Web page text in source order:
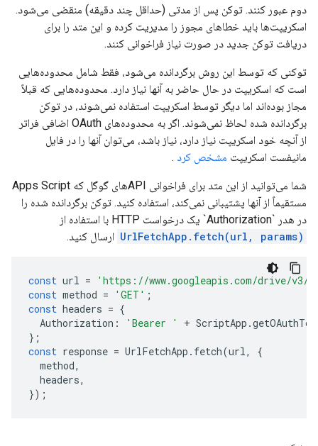
دوم عبور کنند. توکن پس از مدتی (حداقل چند دقیقه) منقضی می‌شود.
اسکریپت‌ها باید خطاهای مجوز را مدیریت کرده و این متد را برای
دریافت توکن جدید در صورت نیاز فراخوانی کنند.
توکنی که توسط این روش برگردانده می‌شود، فقط شامل محدوده‌هایی
است که اسکریپت در حال حاضر به آنها نیاز دارد. محدوده‌هایی که قبلاً
مجاز بوده‌اند اما دیگر توسط اسکریپت استفاده نمی‌شوند، در توکن
برگردانده شده لحاظ نمی‌شوند. اگر به محدوده‌های OAuth اضافی فراتر
از آنچه خود اسکریپت نیاز دارد، نیاز باشد، می‌توان آنها را در فایل
مانیفست اسکریپت مشخص کرد .
شما می‌توانید از این متد برای فراخوانی APIهای گوگل که Apps Script
مستقیماً از آنها پشتیبانی نمی‌کند، استفاده کنید. توکن برگردانده شده را
در هدر `Authorization` یک درخواست HTTP با استفاده از
UrlFetchApp.fetch(url, params) ارسال کنید.
const url =
'https://www.googleapis.com/drive/
const method = 'GET' ;
const headers = {
Authorization : 'Bearer ' + ScriptApp .
};
const response = UrlFetchApp . fetch(url,
{
method,
headers,
});